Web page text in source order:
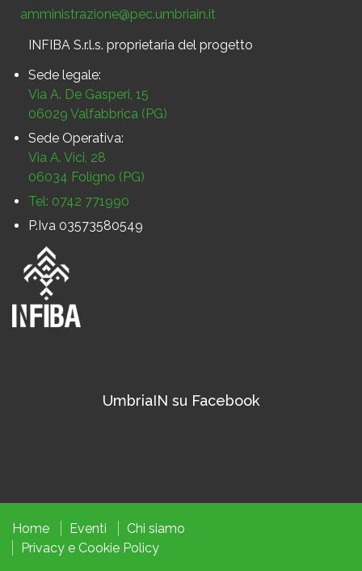
amministrazione@pec.umbriain.it
INFIBA S.r.l.s. proprietaria del progetto
Sede legale:
Via A. De Gasperi, 15
06029 Valfabbrica (PG)
Sede Operativa:
Via A. Vici, 28
06034 Foligno (PG)
Tel: 0742 771990
P.Iva 03573580549
UmbriaIN su Facebook
Home Eventi
Chi siamo
Privacy e Cookie Policy